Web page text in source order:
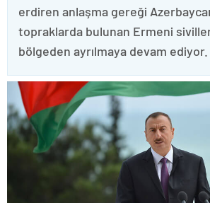
erdiren anlaşma gereği
topraklarda bulunan Ermeni
bölgeden ayrılmaya devam ediyor.